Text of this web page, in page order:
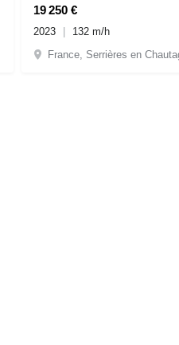
19 250 €
2023
132 m/h
France, Serrières en